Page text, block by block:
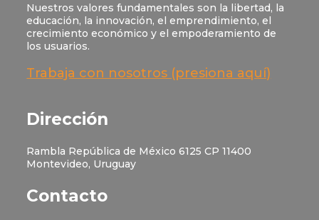
Nuestros valores fundamentales son la libertad, la
educación, la innovación, el emprendimiento, el
crecimiento económico y el empoderamiento de
los usuarios.
Trabaja con nosotros (presiona aquí)
Dirección
Rambla República de México 6125 CP 11400
Montevideo, Uruguay
Contacto